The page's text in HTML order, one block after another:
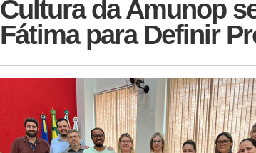
Cultura da Amunop
Fátima para Definir